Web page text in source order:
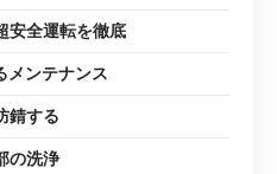
安全運転を徹底
メンテナンス
錆する
の洗浄